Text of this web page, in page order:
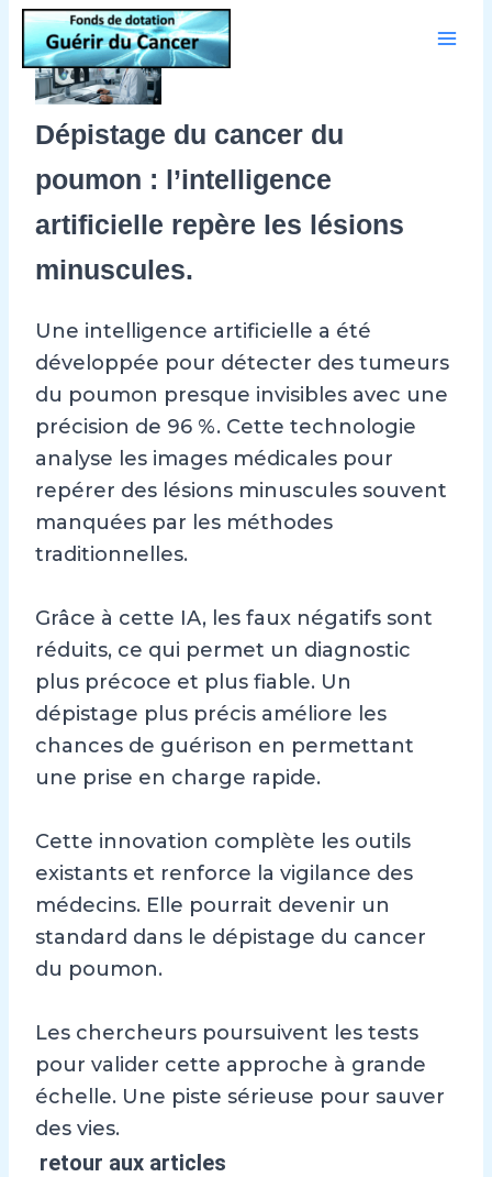
Aller
contenu
Dépistage du cancer du
poumon : l’intelligence
artificielle repère les lésions
minuscules.
Une intelligence artificielle a été
développée pour détecter des tumeurs
du poumon presque invisibles avec une
précision de 96 %. Cette technologie
analyse les images médicales pour
repérer des lésions minuscules souvent
manquées par les méthodes
traditionnelles.
Grâce à cette IA, les faux négatifs sont
réduits, ce qui permet un diagnostic
plus précoce et plus fiable. Un
dépistage plus précis améliore les
chances de guérison en permettant
une prise en charge rapide.
Cette innovation complète les outils
existants et renforce la vigilance des
médecins. Elle pourrait devenir un
standard dans le dépistage du cancer
du poumon.
Les chercheurs poursuivent les tests
pour valider cette approche à grande
échelle. Une piste sérieuse pour sauver
des vies.
retour aux articles